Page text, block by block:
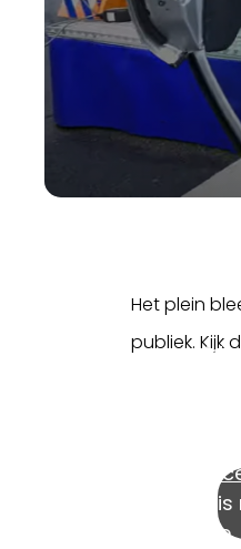
Het plein
publiek. Kijk
Je
Dat